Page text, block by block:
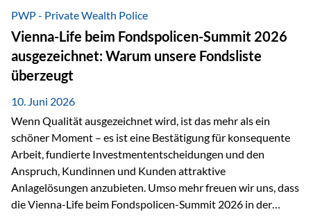
Leitfähigkeit aller Metalle. Diese Eigenschaft macht es für
zahlreiche Zukunftstechnologien praktisch unverzichtbar.
Silber findet sich unter anderem in: Solarmodulen
Elektrofahrzeugen Halbleitern Smartphones und Tablets…
PWP - Private Wealth Police
Vienna-Life beim Fondspolicen-Summit 2026
ausgezeichnet: Warum unsere Fondsliste
überzeugt
10. Juni 2026
Wenn Qualität ausgezeichnet wird, ist das mehr als ein
schöner Moment – es ist eine Bestätigung für konsequente
Arbeit, fundierte Investmententscheidungen und den
Anspruch, Kundinnen und Kunden attraktive
Anlagelösungen anzubieten. Umso mehr freuen wir uns, dass
die Vienna-Life beim Fondspolicen-Summit 2026 in der